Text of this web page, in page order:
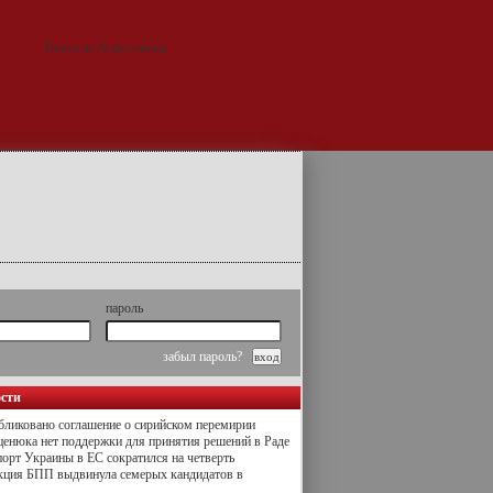
пароль
забыл пароль?
соглашение о сирийском перемирии
нет поддержки для принятия решений в Раде
Украины в ЕС сократился на четверть
БПП выдвинула семерых кандидатов в